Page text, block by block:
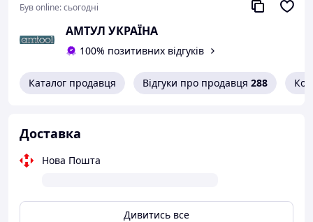
Був online:сьогодні
АМТУЛ УКРАЇНА
100% позитивних відгуків
Каталог продавця Відгуки про продавця 288
Доставка
Нова Пошта
Дивитись все